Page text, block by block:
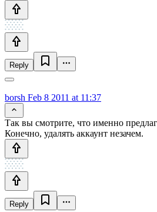
Reply
borsh Feb 8 2011 at 11:37
Так вы смотрите, что именно
Конечно, удалять аккаунт незачем.
Reply